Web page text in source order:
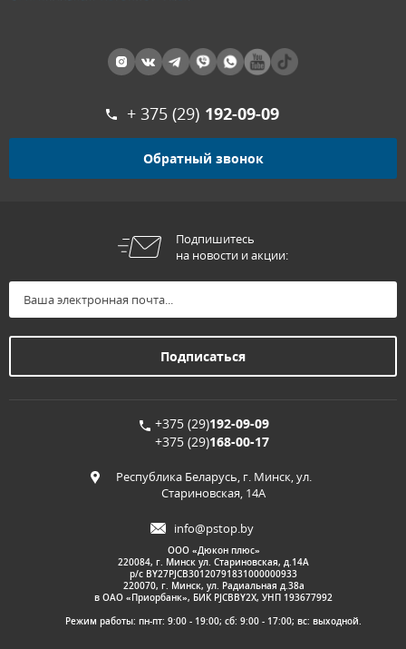
+ 375 (29) 192-09-09
Обратный звонок
Подпишитесь
на новости и акции:
+375 (29)192-09-09
+375 (29)168-00-17
Республика Беларусь, г. Минск, ул.
Стариновская, 14А
info@pstop.by
ООО «Дюкон плюс»
220084, г. Минск ул. Стариновская, д.14А
р/с BY27PJCB30120791831000000933
220070, г. Минск, ул. Радиальная д.38а
в ОАО «Приорбанк», БИК PJCBBY2X, УНП 193677992
Режим работы: пн-пт: 9:00 - 19:00; сб: 9:00 - 17:00; вс: выходной.